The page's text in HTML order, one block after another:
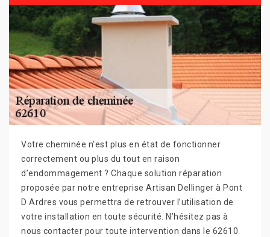
Votre cheminée n’est plus en état de fonctionner
correctement ou plus du tout en raison
d’endommagement ? Chaque solution réparation
proposée par notre entreprise Artisan Dellinger à Pont
D Ardres vous permettra de retrouver l’utilisation de
votre installation en toute sécurité. N’hésitez pas à
nous contacter pour toute intervention dans le 62610.